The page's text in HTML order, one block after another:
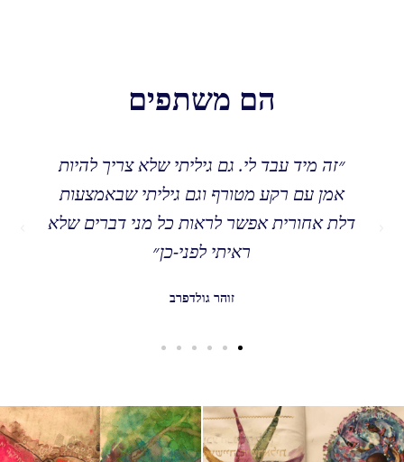
הם משתפים
״זה מיד עבד לי. גם גיליתי שלא צריך להיות
אמן עם רקע מטורף וגם גיליתי שבאמצעות
דלת אחורית אפשר לראות כל מני דברים שלא
ראיתי לפני-כן״
זוהר גולדפרב